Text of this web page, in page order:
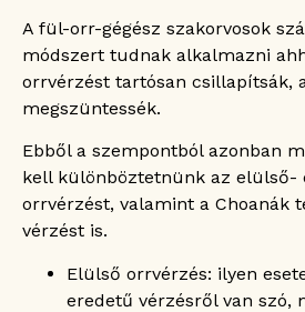
A fül-orr-gégész szakorvosok
módszert tudnak alkalmazni
orrvérzést tartósan csillapítsák,
megszüntessék.
Ebből a szempontból azonban
kell különböztetnünk az elülső-
orrvérzést, valamint a Choanák
vérzést is.
Elülső orrvérzés: ilyen
eredetű vérzésről van szó,